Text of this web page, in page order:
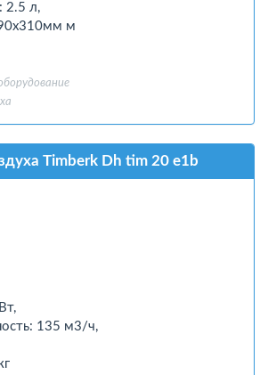
2.5 л,
м
Timberk Dh tim 20 e1b
135 м3/ч,